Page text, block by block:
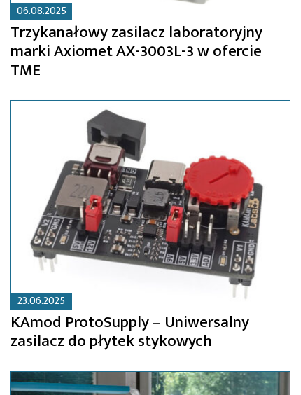
06.08.2025
Trzykanałowy zasilacz laboratoryjny
marki Axiomet AX-3003L-3 w ofercie
TME
23.06.2025
KAmod ProtoSupply – Uniwersalny
zasilacz do płytek stykowych